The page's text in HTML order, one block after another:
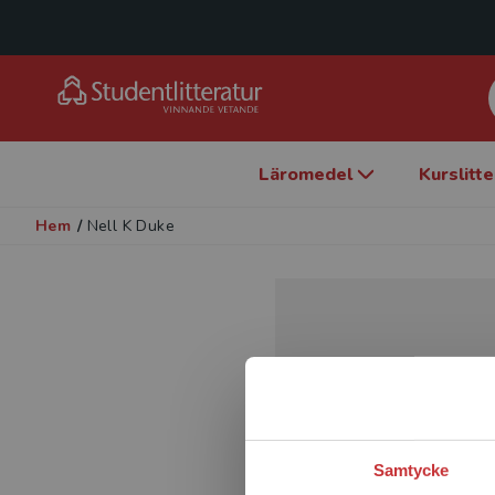
Samtycke
Läromedel
Hem / Nell K Duke